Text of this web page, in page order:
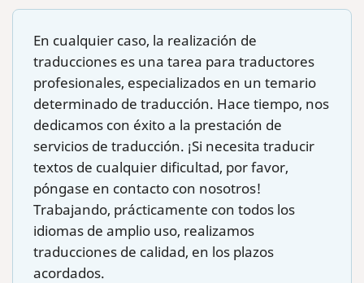
En cualquier caso, la realización de
traducciones es una tarea para traductores
profesionales, especializados en un temario
determinado de traducción. Hace tiempo, nos
dedicamos con éxito a la prestación de
servicios de traducción. ¡Si necesita traducir
textos de cualquier dificultad, por favor,
póngase en contacto con nosotros!
Trabajando, prácticamente con todos los
idiomas de amplio uso, realizamos
traducciones de calidad, en los plazos
acordados.